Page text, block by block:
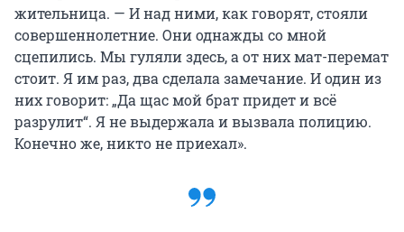
жительница. — И над ними, как говорят, стояли
совершеннолетние. Они однажды со мной
сцепились. Мы гуляли здесь, а от них мат-перемат
стоит. Я им раз, два сделала замечание. И один из
них говорит: „Да щас мой брат придет и всё
разрулит“. Я не выдержала и вызвала полицию.
Конечно же, никто не приехал».